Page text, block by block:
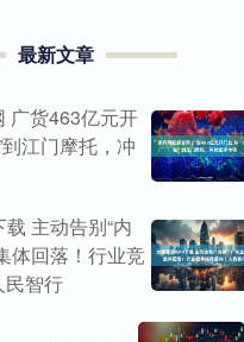
最新文章
广货463亿元开
江门摩托，冲
主动告别“内
体回落！行业竞
民智行